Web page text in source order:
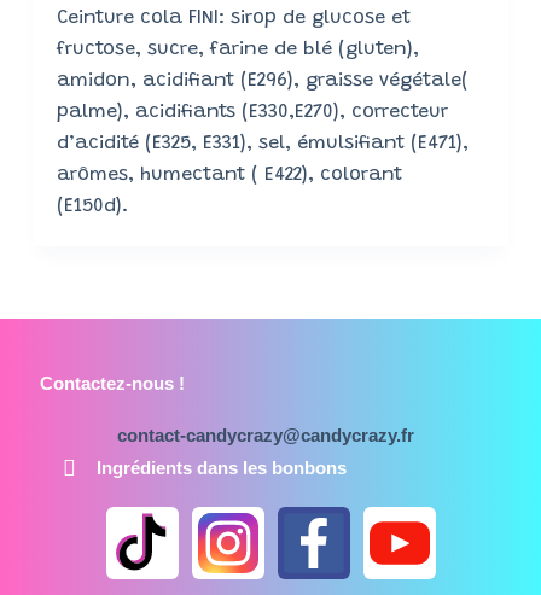
Ceinture cola FINI: sirop de glucose et
fructose, sucre, farine de blé (gluten),
amidon, acidifiant (E296), graisse végétale(
palme), acidifiants (E330,E270), correcteur
d’acidité (E325, E331), sel, émulsifiant (E471),
arômes, humectant ( E422), colorant
(E150d).
Contactez-nous !
contact-candycrazy@candycrazy.fr
Ingrédients dans les bonbons